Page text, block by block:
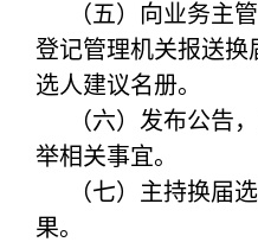
（五）向业务主
登记管理机关报送换
选人建议名册。
（六）发布公告
举相关事宜。
（七）主持换届
果。